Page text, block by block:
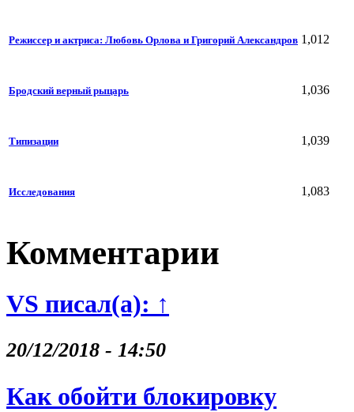
Режиссер и актриса: Любовь Орлова и Григорий Александров 1,012
Бродский верный рыцарь 1,036
Типизации 1,039
Исследования 1,083
Комментарии
VS писал(а): ↑
20/12/2018 - 14:50
Как обойти блокировку